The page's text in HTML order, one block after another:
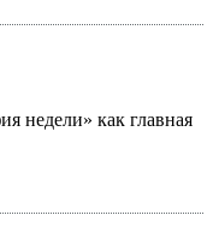
недели» как главная